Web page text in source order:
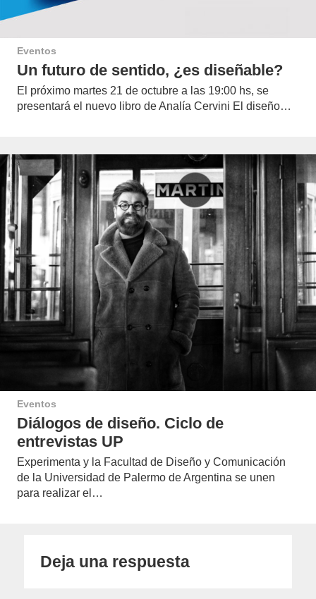
Eventos
Un futuro de sentido, ¿es diseñable?
El próximo martes 21 de octubre a las 19:00 hs, se
presentará el nuevo libro de Analía Cervini El diseño…
Eventos
Diálogos de diseño. Ciclo de
entrevistas UP
Experimenta y la Facultad de Diseño y Comunicación
de la Universidad de Palermo de Argentina se unen
para realizar el…
Deja una respuesta